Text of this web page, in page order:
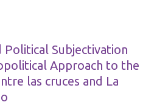
Political Subjectivation
Approach to the
las cruces and La